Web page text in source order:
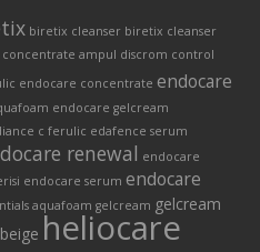
biretix cleanser biretix cleanser
concentrate ampul discrom control
endocare concentrate endocare
endocare gelcream
c ferulic edafence serum
renewal endocare
endocare serum endocare
aquafoam gelcream gelcream
heliocare